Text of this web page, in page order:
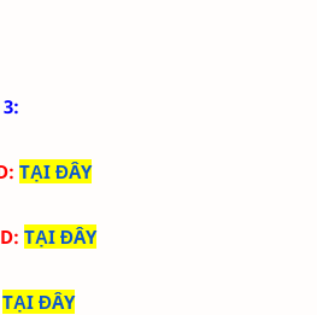
: TẠI ĐÂY
: TẠI ĐÂY
TẠI ĐÂY